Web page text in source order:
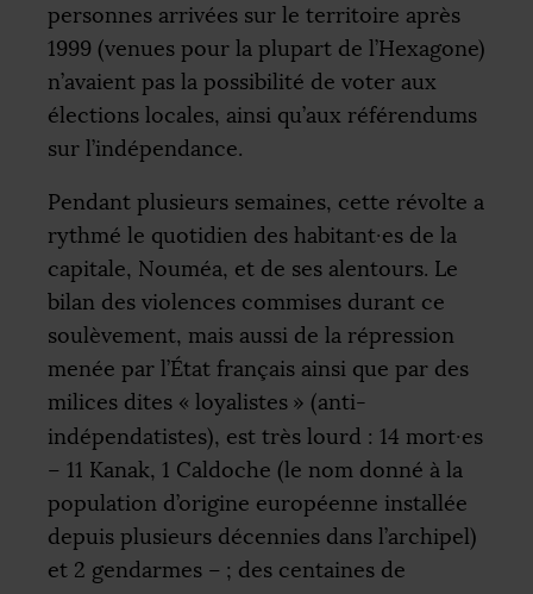
personnes arrivées sur le territoire après
1999 (venues pour la plupart de l’Hexagone)
n’avaient pas la possibilité de voter aux
élections locales, ainsi qu’aux référendums
sur l’indépendance.
Pendant plusieurs semaines, cette révolte a
rythmé le quotidien des habitant·es de la
capitale, Nouméa, et de ses alentours. Le
bilan des violences commises durant ce
soulèvement, mais aussi de la répression
menée par l’État français ainsi que par des
milices dites « loyalistes » (anti-
indépendatistes), est très lourd : 14 mort·es
– 11 Kanak, 1 Caldoche (le nom donné à la
population d’origine européenne installée
depuis plusieurs décennies dans l’archipel)
et 2 gendarmes – ; des centaines de